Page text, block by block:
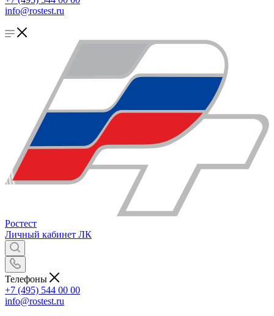
info@rostest.ru
Ростест
Личный кабинет ЛК
Телефоны
+7 (495) 544 00 00
info@rostest.ru